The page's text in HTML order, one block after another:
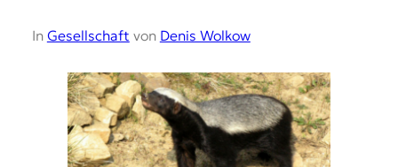
In Gesellschaft von Denis Wolkow